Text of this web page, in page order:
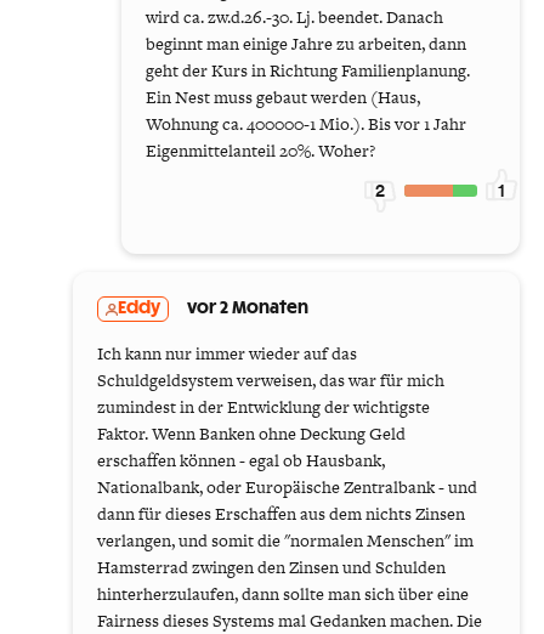
wird ca. zw.d.26.-30. Lj. beendet. Danach
beginnt man einige Jahre zu arbeiten, dann
geht der Kurs in Richtung Familienplanung.
Ein Nest muss gebaut werden (Haus,
Wohnung ca. 400000-1 Mio.). Bis vor 1 Jahr
Eigenmittelanteil 20%. Woher?
2 1
Eddy vor 2 Monaten
Ich kann nur immer wieder auf das
Schuldgeldsystem verweisen, das war für mich
zumindest in der Entwicklung der wichtigste
Faktor. Wenn Banken ohne Deckung Geld
erschaffen können - egal ob Hausbank,
Nationalbank, oder Europäische Zentralbank - und
dann für dieses Erschaffen aus dem nichts Zinsen
verlangen, und somit die "normalen Menschen" im
Hamsterrad zwingen den Zinsen und Schulden
hinterherzulaufen, dann sollte man sich über eine
Fairness dieses Systems mal Gedanken machen. Die